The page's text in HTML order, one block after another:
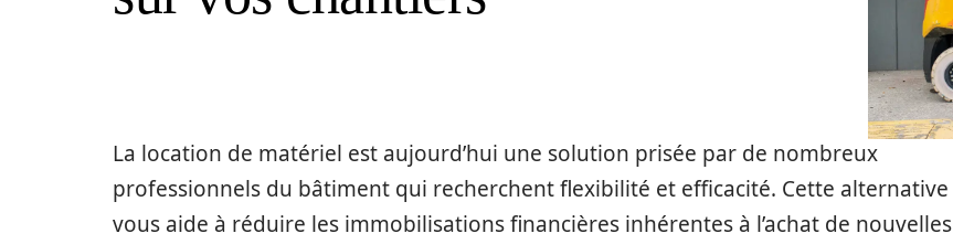
La location de matériel est aujourd’hui une solution prisée par de nombreux
professionnels du bâtiment qui recherchent flexibilité et efficacité. Cette alternative
vous aide à réduire les immobilisations financières inhérentes à l’achat de nouvelles